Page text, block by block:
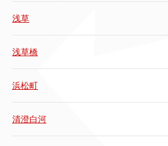
浅草
浅草橋
浜松町
清澄白河